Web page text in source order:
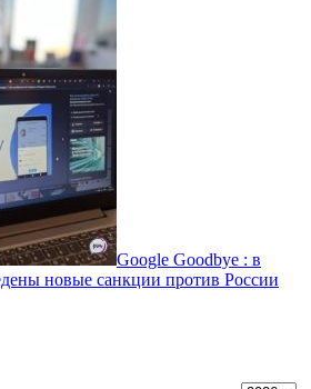
Google Goodbye : в
новые санкции против России